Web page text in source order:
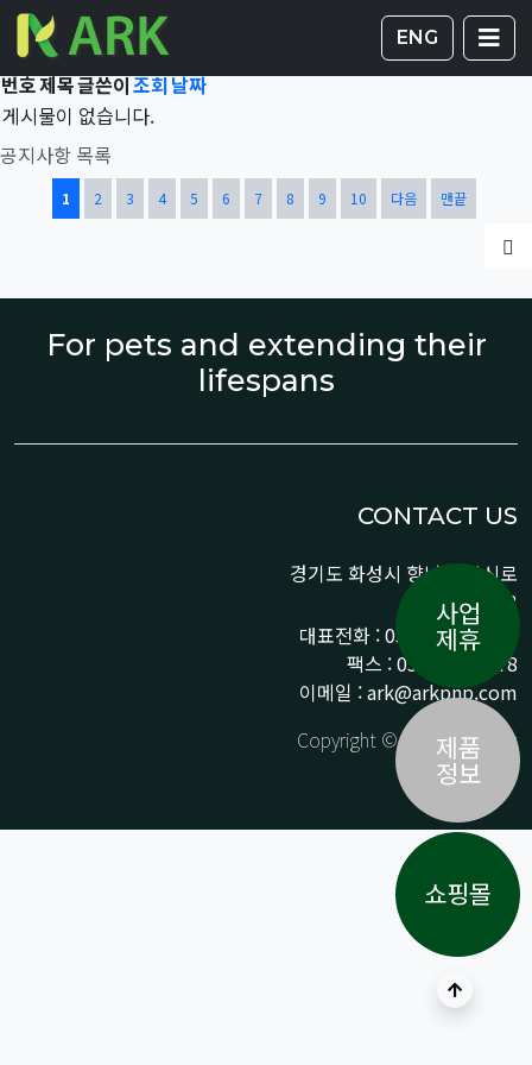
ENG
Total 41,882건1 페이지 게시판
공지사항 목록
번호제목글쓴이조회날짜
게시물이 없습니다.
열린
1 페이지
2
페이지3페이지4
페이지5페이지6
페이지7
페이지8
페이지9
페이지10
페이지 다음 맨끝
For pets and extending their
lifespans
CONTACT US
경기도 화성시 향남읍 상신로
290-13
대표전화 : 031-359-9776 /
팩스 : 031-359-9778
이메일 : ark@arkpnp.com
Copyright © ARK All Rights
Reserved.
상단으로
사업
제휴
제품
정보
쇼핑몰